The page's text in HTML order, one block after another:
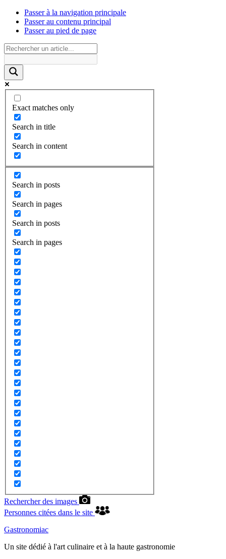
Passer à la navigation principale
Passer au contenu principal
Passer au pied de page
Exact matches only
Search in title
Search in content
Search in posts
Search in pages
Search in posts
Search in pages
Rechercher des images
Personnes citées dans le site
Gastronomiac
Un site dédié à l'art culinaire et à la haute gastronomie